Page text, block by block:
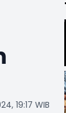
19:17 WIB